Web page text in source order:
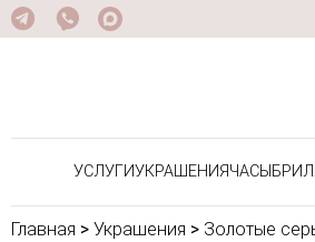
УСЛУГИУКРАШЕНИЯЧАСЫ
Главная > Украшения > Золотые